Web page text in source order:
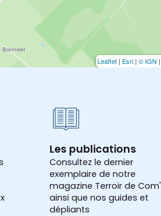
Leaflet | Esri | © IGN |
Les publications
Consultez le dernier
exemplaire de notre
magazine Terroir de Com'
ainsi que nos guides et
dépliants